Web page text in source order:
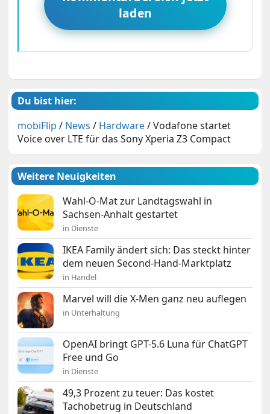
laden
Du bist hier:
mobiFlip / News / Hardware/Vodafone startet
Voice over LTE für das Sony Xperia Z3 Compact
Weitere Neuigkeiten
Wahl-O-Mat zur Landtagswahl in
Sachsen-Anhalt gestartet
in Dienste
IKEA Family ändert sich: Das steckt hinter
dem neuen Second-Hand-Marktplatz
in Handel
Marvel will die X-Men ganz neu auflegen
in Unterhaltung
OpenAI bringt GPT-5.6 Luna für ChatGPT
Free und Go
in Dienste
49,3 Prozent zu teuer: Das kostet
Tachobetrug in Deutschland